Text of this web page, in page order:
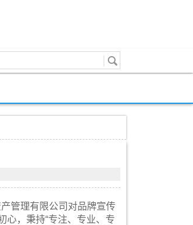
管理有限公司对品牌宣传
心，秉持“专注、专业、专